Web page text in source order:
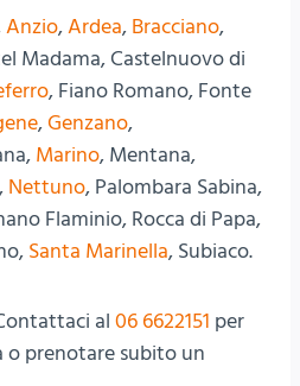
Anzio,Ardea, Bracciano,
Madama, Castelnuovo di
, Fiano Romano, Fonte
,Genzano,
Marino, Mentana,
Nettuno, Palombara Sabina,
Flaminio, Rocca di Papa,
Santa Marinella, Subiaco.
al06 6622151 per
o prenotare subito un